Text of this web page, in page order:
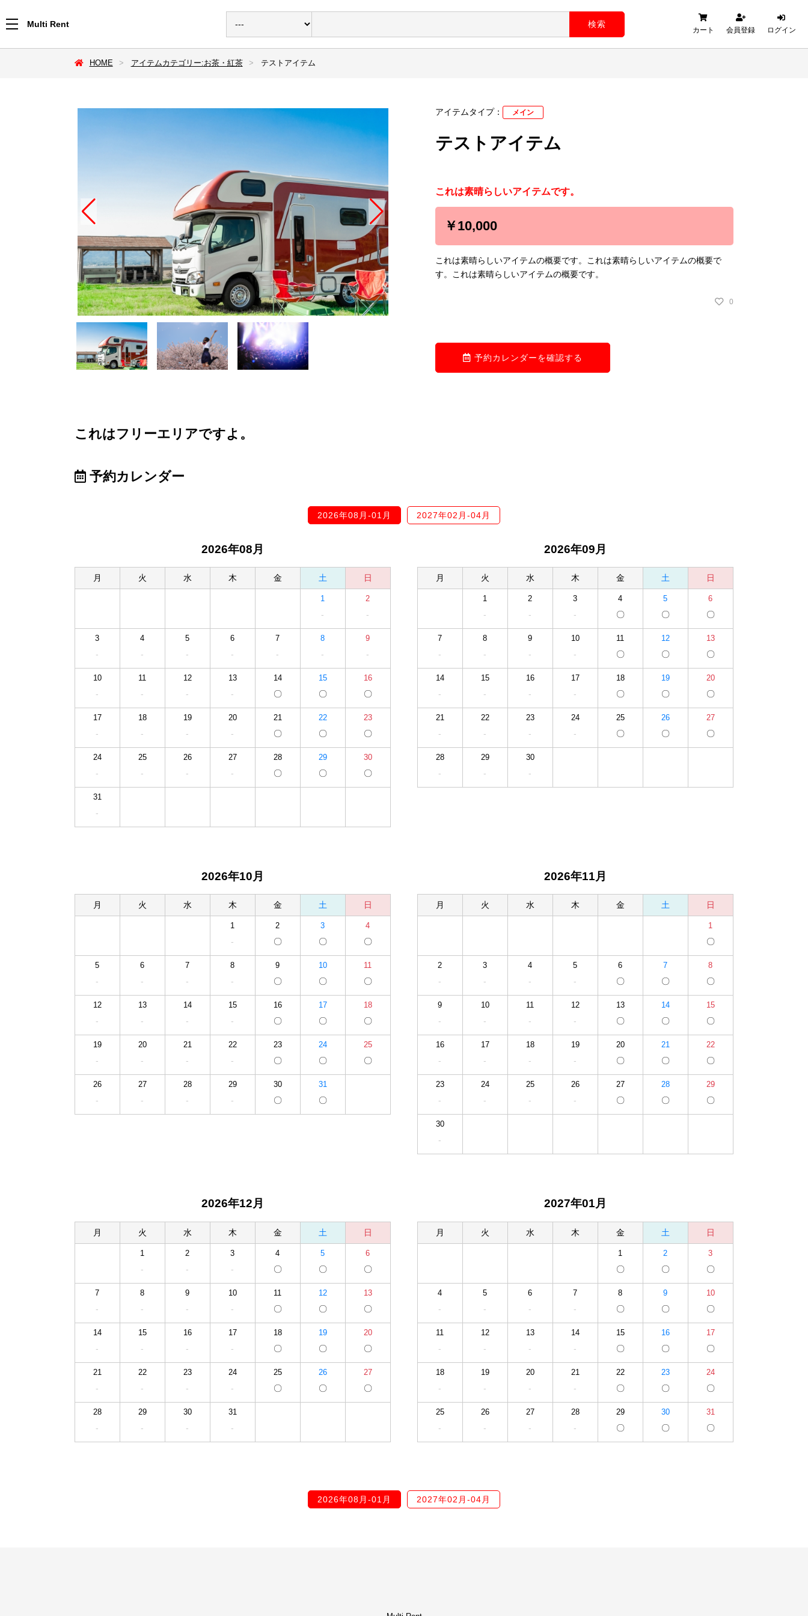
Multi Rent 検索
カート 会員登録 ログイン
HOME アイテムカテゴリー:お茶・紅茶 テストアイテム
アイテムタイプ： メイン
テストアイテム
これは素晴らしいアイテムです。
￥10,000
これは素晴らしいアイテムの概要です。これは素晴らしいアイテムの概要で
す。これは素晴らしいアイテムの概要です。
0
予約カレンダーを確認する
これはフリーエリアですよ。
予約カレンダー
2026年08月-01月 2027年02月-04月
2026年08月
月 火 水 木 金 土 日
1
-
2
-
3
-
4
-
5
-
6
-
7
-
8
-
9
-
10
-
11
-
12
-
13
-
14
〇
15
〇
16
〇
17
-
18
-
19
-
20
-
21
〇
22
〇
23
〇
24
-
25
-
26
-
27
-
28
〇
29
〇
30
〇
31
-
2026年09月
月 火 水 木 金 土 日
1
-
2
-
3
-
4
〇
5
〇
6
〇
7
-
8
-
9
-
10
-
11
〇
12
〇
13
〇
14
-
15
-
16
-
17
-
18
〇
19
〇
20
〇
21
-
22
-
23
-
24
-
25
〇
26
〇
27
〇
28
-
29
-
30
-
2026年10月
月 火 水 木 金 土 日
1
-
2
〇
3
〇
4
〇
5
-
6
-
7
-
8
-
9
〇
10
〇
11
〇
12
-
13
-
14
-
15
-
16
〇
17
〇
18
〇
19
-
20
-
21
-
22
-
23
〇
24
〇
25
〇
26
-
27
-
28
-
29
-
30
〇
31
〇
2026年11月
月 火 水 木 金 土 日
1
〇
2
-
3
-
4
-
5
-
6
〇
7
〇
8
〇
9
-
10
-
11
-
12
-
13
〇
14
〇
15
〇
16
-
17
-
18
-
19
-
20
〇
21
〇
22
〇
23
-
24
-
25
-
26
-
27
〇
28
〇
29
〇
30
-
2026年12月
月 火 水 木 金 土 日
1
-
2
-
3
-
4
〇
5
〇
6
〇
7
-
8
-
9
-
10
-
11
〇
12
〇
13
〇
14
-
15
-
16
-
17
-
18
〇
19
〇
20
〇
21
-
22
-
23
-
24
-
25
〇
26
〇
27
〇
28
-
29
-
30
-
31
-
2027年01月
月 火 水 木 金 土 日
1
〇
2
〇
3
〇
4
-
5
-
6
-
7
-
8
〇
9
〇
10
〇
11
-
12
-
13
-
14
-
15
〇
16
〇
17
〇
18
-
19
-
20
-
21
-
22
〇
23
〇
24
〇
25
-
26
-
27
-
28
-
29
〇
30
〇
31
〇
2026年08月-01月 2027年02月-04月